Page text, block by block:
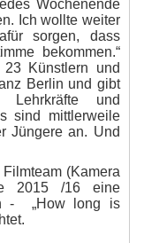
Wochenende
Ich wollte weiter
sorgen, dass
bekommen.“
Künstlern und
Berlin und gibt
Lehrkräfte und
sind mittlerweile
Jüngere an. Und
(Kamera
2015 /16 eine
- „How long is